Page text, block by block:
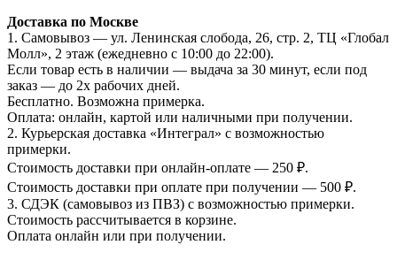
Доставка по Москве
1. Самовывоз — ул. Ленинская слобода, 26, стр. 2, ТЦ «Глобал
Молл», 2 этаж (ежедневно с 10:00 до 22:00).
Если товар есть в наличии — выдача за 30 минут, если под
заказ — до 2х рабочих дней.
Бесплатно. Возможна примерка.
Оплата: онлайн, картой или наличными при получении.
2. Курьерская доставка «Интеграл» с возможностью
примерки.
Стоимость доставки при онлайн-оплате — 250 ₽.
Стоимость доставки при оплате при получении — 500 ₽.
3. СДЭК (самовывоз из ПВЗ) с возможностью примерки.
Стоимость рассчитывается в корзине.
Оплата онлайн или при получении.